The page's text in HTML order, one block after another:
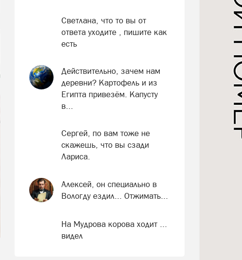
Светлана, что то вы от
ответа уходите , пишите как
есть
Действительно, зачем нам
деревни? Картофель и из
Египта привезём. Капусту
в...
Сергей, по вам тоже не
скажешь, что вы сзади
Лариса.
Алексей, он специально в
Вологду ездил... Отжимать...
На Мудрова корова ходит ...
видел